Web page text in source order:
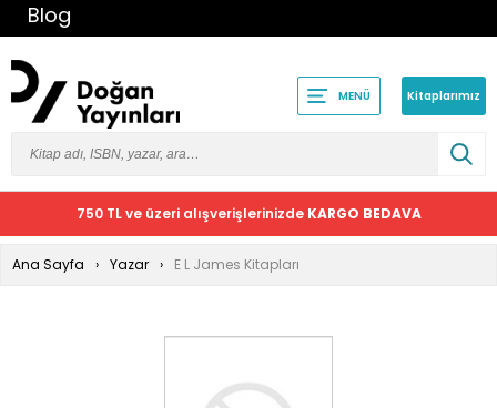
Blog
MENÜ Kitaplarımız
750 TL ve üzeri alışverişlerinizde KARGO BEDAVA
Ana Sayfa Yazar E L James Kitapları